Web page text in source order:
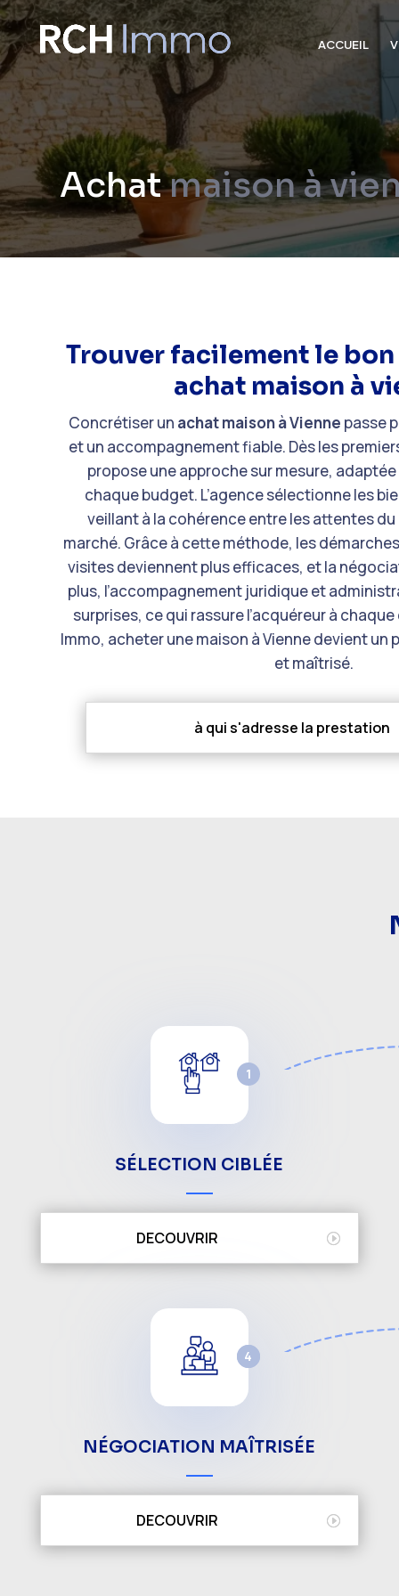
ACCUEIL
Achatmaison à
Trouver facilement le
achat maison à
Concrétiser un achat maison à Vienne passe
et un accompagnement fiable. Dès les
propose une approche sur mesure,
chaque budget. L’agence sélectionne les
veillant à la cohérence entre les attentes
marché. Grâce à cette méthode, les
visites deviennent plus efficaces, et la
plus, l’accompagnement juridique et
surprises, ce qui rassure l’acquéreur à
Immo, acheter une maison àViennedevient un
et maîtrisé.
à qui s'adresse la prestation
1
SÉLECTION CIBLÉE
DECOUVRIR
1
4
NÉGOCIATION MAÎTRISÉE
DECOUVRIR